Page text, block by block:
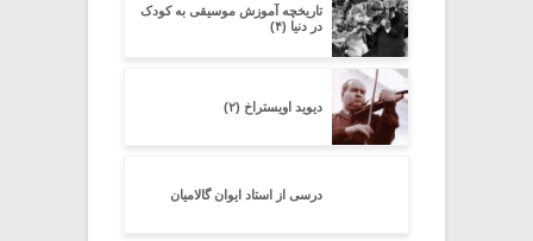
تاریخچه آموزش موسیقی به کودک
در دنیا (۴)
دیوید اویستراخ (۲)
درسی از استاد ایوان گالامیان